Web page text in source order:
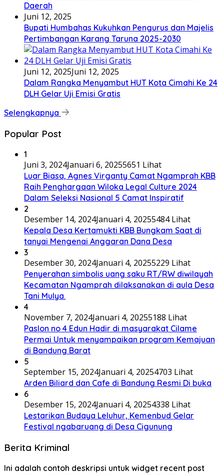
Daerah
Juni 12, 2025
Bupati Humbahas Kukuhkan Pengurus dan Majelis
Pertimbangan Karang Taruna 2025-2030
Juni 12, 2025Juni 12, 2025
Dalam Rangka Menyambut HUT Kota Cimahi Ke 24
DLH Gelar Uji Emisi Gratis
Selengkapnya
Popular Post
1
Juni 3, 2024Januari 6, 20255651 Lihat
Luar Biasa, Agnes Virganty Camat Ngamprah KBB
Raih Penghargaan Wiloka Legal Culture 2024
Dalam Seleksi Nasional 5 Camat Inspiratif
2
Desember 14, 2024Januari 4, 20255484 Lihat
Kepala Desa Kertamukti KBB Bungkam Saat di
tanyai Mengenai Anggaran Dana Desa
3
Desember 30, 2024Januari 4, 20255229 Lihat
Penyerahan simbolis uang saku RT/RW diwilayah
Kecamatan Ngamprah dilaksanakan di aula Desa
Tani Mulya.
4
November 7, 2024Januari 4, 20255188 Lihat
Paslon no 4 Edun Hadir di masyarakat Cilame
Permai Untuk menyampaikan program Kemajuan
di Bandung Barat
5
September 15, 2024Januari 4, 20254703 Lihat
Arden Biliard dan Cafe di Bandung Resmi Di buka
6
Desember 15, 2024Januari 4, 20254338 Lihat
Lestarikan Budaya Leluhur, Kemenbud Gelar
Festival ngabaruang di Desa Cigunung
Berita Kriminal
Ini adalah contoh deskripsi untuk widget recent post